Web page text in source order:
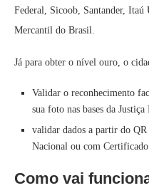
Federal, Sicoob, Santander,
Mercantil do Brasil.
Já para obter o nível ouro, o
Validar o reconhecimento
sua foto nas bases da
validar dados a partir do
Nacional ou com
Como vai